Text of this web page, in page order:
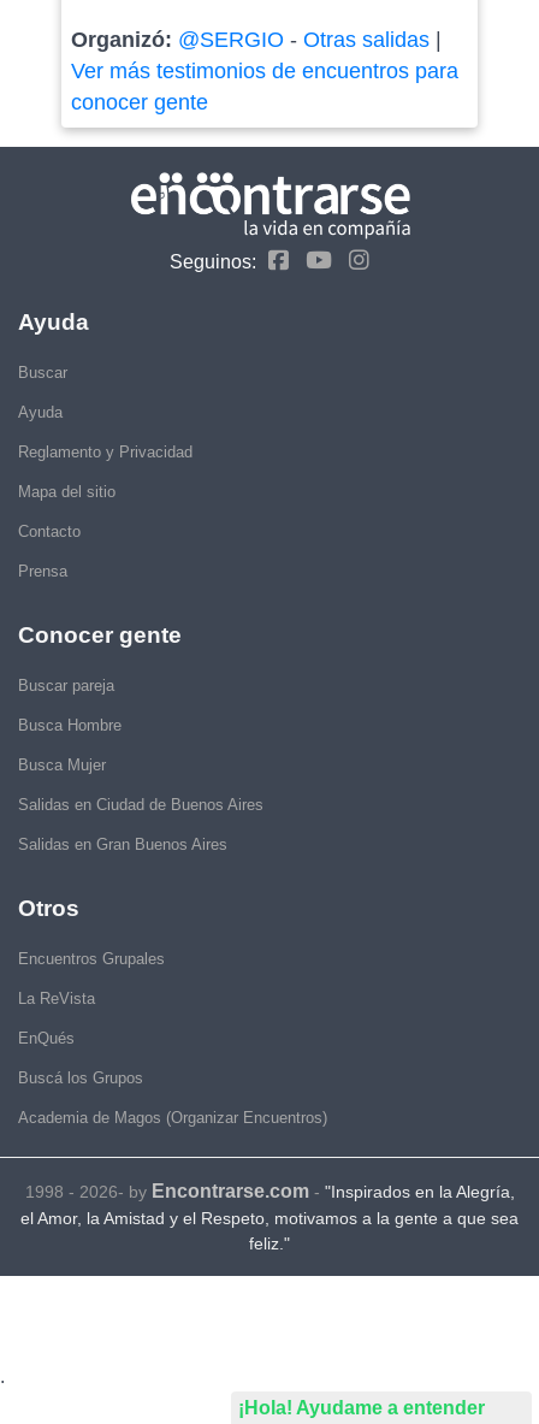
¡Hola! Ayudame a entender
Organizó: @SERGIO - Otras salidas|
Ver más testimonios de encuentros para
conocer gente
Seguinos:
Ayuda
Buscar
Ayuda
Reglamento y Privacidad
Mapa del sitio
Contacto
Prensa
Conocer gente
Buscar pareja
Busca Hombre
Busca Mujer
Salidas en Ciudad de Buenos Aires
Salidas en Gran Buenos Aires
Otros
Encuentros Grupales
La ReVista
EnQués
Buscá los Grupos
Academia de Magos (Organizar Encuentros)
1998 - 2026- by Encontrarse.com- "Inspirados en la Alegría,
el Amor, la Amistad y el Respeto, motivamos a la gente a que sea
feliz."
.